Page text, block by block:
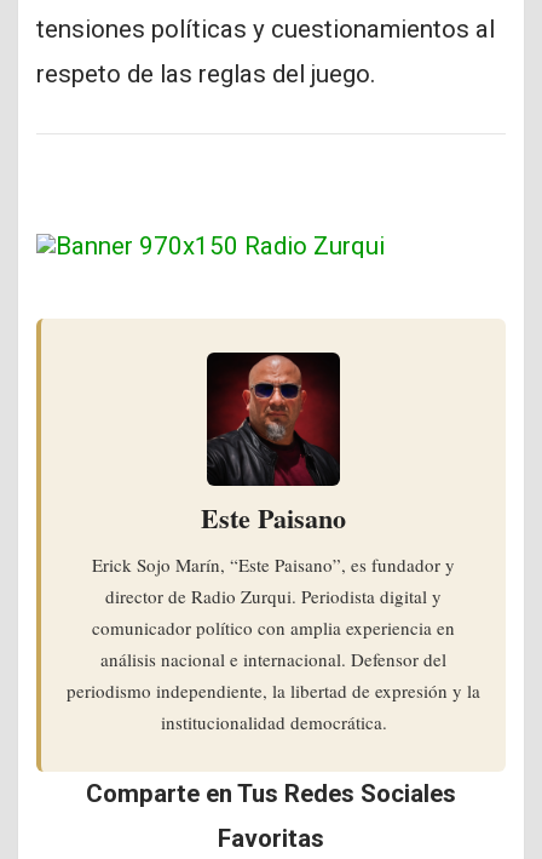
tensiones políticas y cuestionamientos al
respeto de las reglas del juego.
Este Paisano
Erick Sojo Marín, “Este Paisano”, es fundador y
director de Radio Zurqui. Periodista digital y
comunicador político con amplia experiencia en
análisis nacional e internacional. Defensor del
periodismo independiente, la libertad de expresión y la
institucionalidad democrática.
Comparte en Tus Redes Sociales
Favoritas